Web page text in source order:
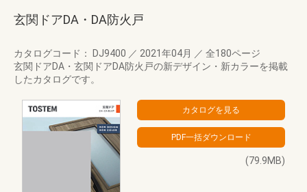
玄関ドアDA・DA防火戸
カタログコード： DJ9400 ／ 2021年04月 ／ 全180ページ
玄関ドアDA・玄関ドアDA防火戸の新デザイン・新カラーを掲載
したカタログです。
(79.9MB)